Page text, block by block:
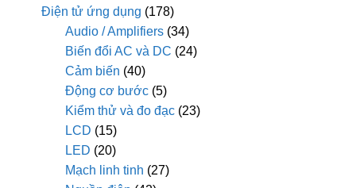
Điện tử ứng dụng (178)
Audio / Amplifiers (34)
Biến đổi AC và DC (24)
Cảm biến (40)
Động cơ bước (5)
Kiểm thử và đo đạc (23)
LCD (15)
LED (20)
Mạch linh tinh (27)